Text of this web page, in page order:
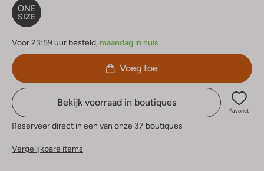
ONE
SIZE
Voor 23:59 uur besteld, maandag in huis
Voeg toe
Bekijk voorraad in boutiques
Favoriet
Reserveer direct in een van onze 37 boutiques
Vergelijkbare items